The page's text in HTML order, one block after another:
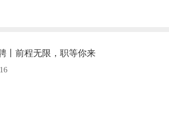
丨前程无限，职等你来